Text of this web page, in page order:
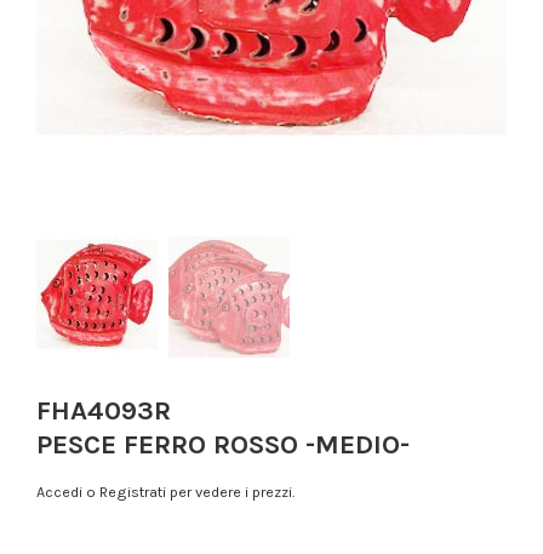
FHA4093R
PESCE FERRO ROSSO -MEDIO-
Accedi o Registrati per vedere i prezzi.